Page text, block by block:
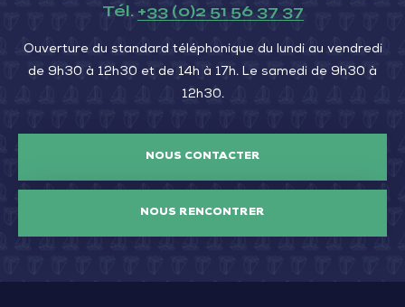
Tél. +33 (0)2 51 56 37 37
Ouverture du standard téléphonique du lundi au vendredi
de 9h30 à 12h30 et de 14h à 17h. Le samedi de 9h30 à
12h30.
NOUS CONTACTER
NOUS RENCONTRER